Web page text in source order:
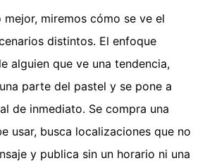
mejor, miremos cómo se ve el
distintos. El enfoque
alguien que ve una tendencia,
parte del pastel y se pone a
de inmediato. Se compra una
usar, busca localizaciones que no
y publica sin un horario ni una